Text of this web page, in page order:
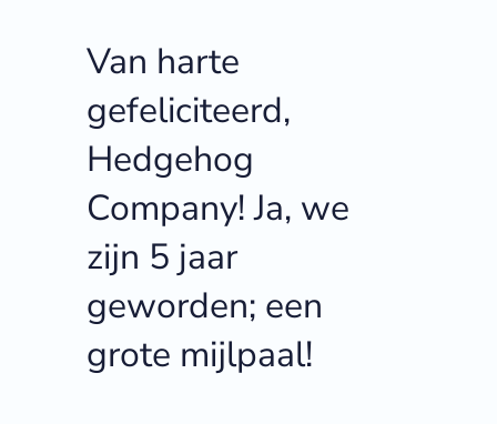
Van harte
gefeliciteerd,
Hedgehog
Company! Ja, we
zijn 5 jaar
geworden; een
grote mijlpaal!